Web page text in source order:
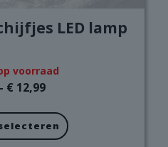
LED lamp
voorraad
- € 12,99Prijsklasse:
tot
€ 12,99